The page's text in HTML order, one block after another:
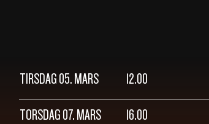
TIRSDAG 05. MARS 12.00
TORSDAG 07. MARS 16.00